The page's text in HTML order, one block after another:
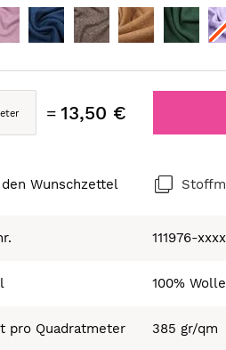
13,50 €
Wunschzettel
111976-xxxx
100% Wolle
pro Quadratmeter 385 gr/qm